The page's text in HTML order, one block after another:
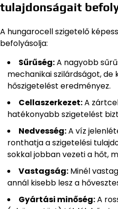
tulajdonságait
A hungarocell szigetelő
befolyásolja:
Sűrűség:A nagyobb
mechanikai szilárdságot, de
hőszigetelést eredményez.
Cellaszerkezet:A
hatékonyabb szigetelést
Nedvesség:A víz
ronthatja a szigetelési
sokkal jobban vezeti a hőt,
Vastagság: Minél
annál kisebb lesz a
Gyártási minőség:A